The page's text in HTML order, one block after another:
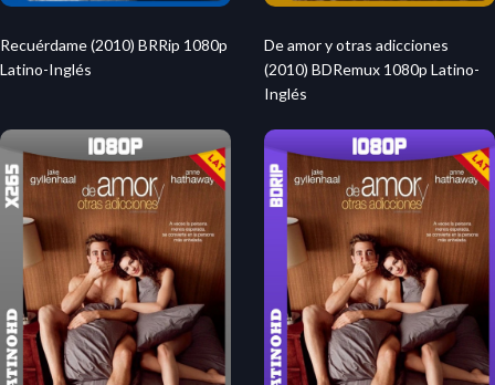
Recuérdame (2010) BRRip 1080p
Latino-Inglés
De amor y otras adicciones
(2010) BDRemux 1080p Latino-
Inglés